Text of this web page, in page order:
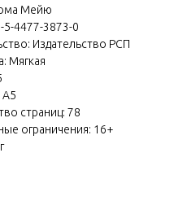
Мейю
5-4477-3873-0
Издательство РСП
Мягкая
страниц: 78
ограничения: 16+